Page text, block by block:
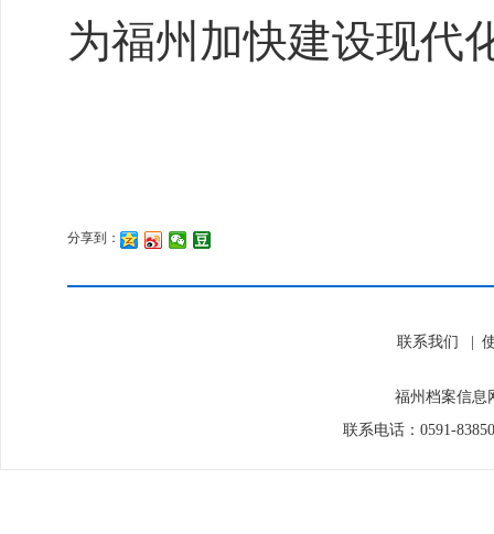
为福州加快建设现代
分享到：
联系我们
福州档案信息
联系电话：0591-